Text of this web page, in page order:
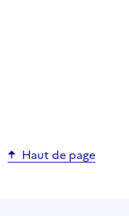
Haut de page